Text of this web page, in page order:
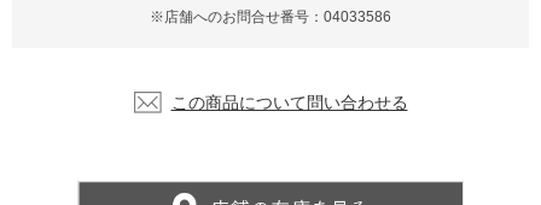
※店舗へのお問合せ番号：04033586
この商品について問い合わせる